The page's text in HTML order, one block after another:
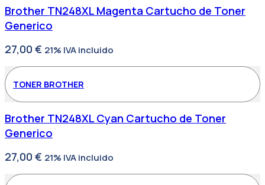
Brother TN248XL Magenta Cartucho de Toner
Generico
27,00 € 21% IVA incluido
TONER BROTHER
Brother TN248XL Cyan Cartucho de Toner
Generico
27,00 € 21% IVA incluido